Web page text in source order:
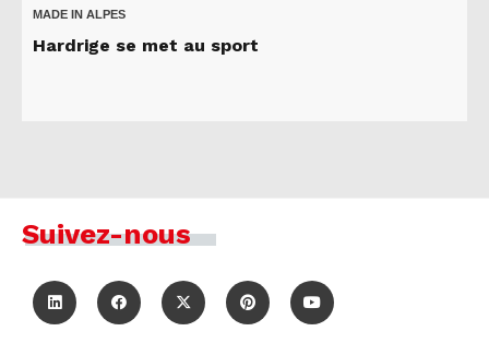
MADE IN ALPES
Hardrige se met au sport
Suivez-nous